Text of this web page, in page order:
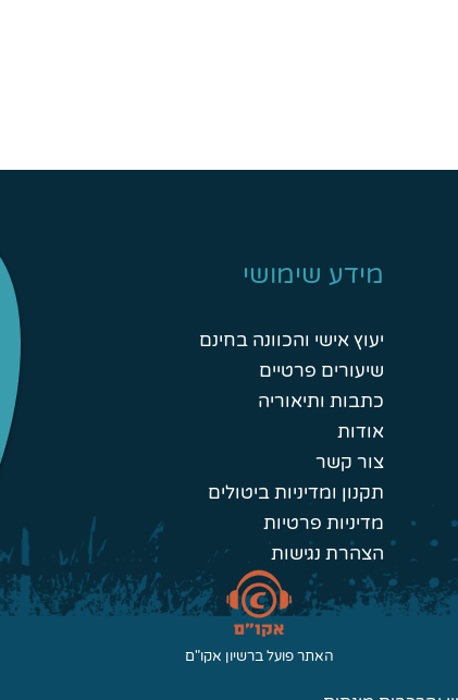
מידע שימושי
יעוץ אישי והכוונה בחינם
שיעורים פרטיים
כתבות ותיאוריה
אודות
צור קשר
תקנון ומדיניות ביטולים
מדיניות פרטיות
הצהרת נגישות
האתר פועל ברשיון אקו"ם